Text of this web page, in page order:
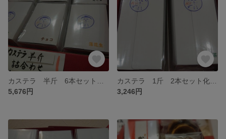
5,676円
3,246円